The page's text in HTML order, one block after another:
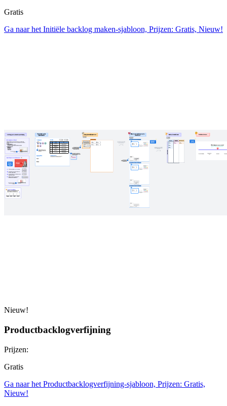
Gratis
Ga naar het Initiële backlog maken-sjabloon, Prijzen: Gratis, Nieuw!
Nieuw!
Productbacklogverfijning
Prijzen:
Gratis
Ga naar het Productbacklogverfijning-sjabloon, Prijzen: Gratis,
Nieuw!